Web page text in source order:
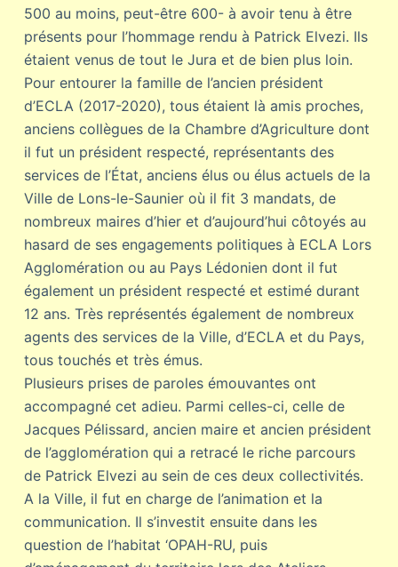
500 au moins, peut-être 600- à avoir tenu à être
présents pour l’hommage rendu à Patrick Elvezi. Ils
étaient venus de tout le Jura et de bien plus loin.
Pour entourer la famille de l’ancien président
d’ECLA (2017-2020), tous étaient là amis proches,
anciens collègues de la Chambre d’Agriculture dont
il fut un président respecté, représentants des
services de l’État, anciens élus ou élus actuels de la
Ville de Lons-le-Saunier où il fit 3 mandats, de
nombreux maires d’hier et d’aujourd’hui côtoyés au
hasard de ses engagements politiques à ECLA Lors
Agglomération ou au Pays Lédonien dont il fut
également un président respecté et estimé durant
12 ans. Très représentés également de nombreux
agents des services de la Ville, d’ECLA et du Pays,
tous touchés et très émus.
Plusieurs prises de paroles émouvantes ont
accompagné cet adieu. Parmi celles-ci, celle de
Jacques Pélissard, ancien maire et ancien président
de l’agglomération qui a retracé le riche parcours
de Patrick Elvezi au sein de ces deux collectivités.
A la Ville, il fut en charge de l’animation et la
communication. Il s’investit ensuite dans les
question de l’habitat ‘OPAH-RU, puis